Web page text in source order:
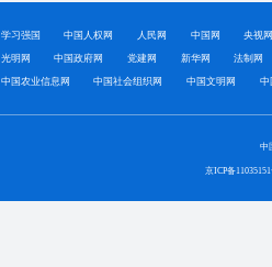
学习强国 中国人权网 人民网 中国网 央视
光明网 中国政府网 党建网 新华网 法制网
中国农业信息网 中国社会组织网 中国文明网 中
中
京ICP备